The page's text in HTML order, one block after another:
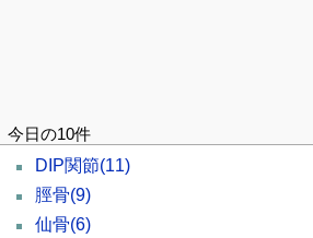
今日の10件
DIP関節(11)
脛骨(9)
仙骨(6)